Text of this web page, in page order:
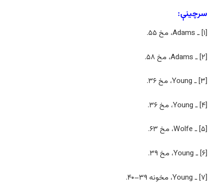
سرچینې:
[۱] ـ Adams، مخ ۵۵.
[۲] ـ Adams، مخ ۵۸.
[۳] ـ Young، مخ ۳۶.
[۴] ـ Young، مخ ۳۶.
[۵] ـ Wolfe، مخ ۶۳.
[۶] ـ Young، مخ ۳۹.
[۷] ـ Young، مخونه ۳۹–۴۰.